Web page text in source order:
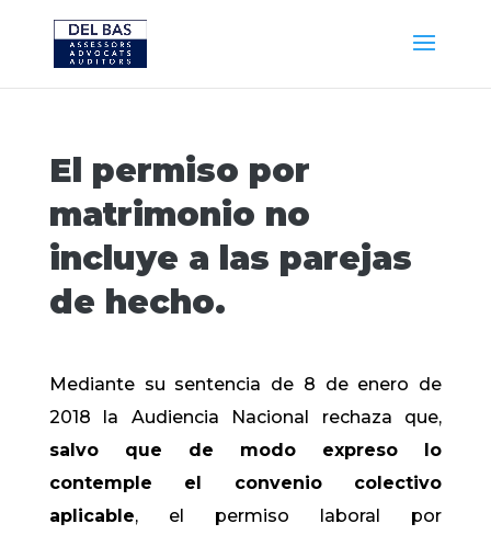
El permiso por
matrimonio no
incluye a las parejas
de hecho.
Mediante su sentencia de 8 de enero de
2018 la Audiencia Nacional rechaza que,
salvo que de modo expreso lo
contemple el convenio colectivo
aplicable, el permiso laboral por